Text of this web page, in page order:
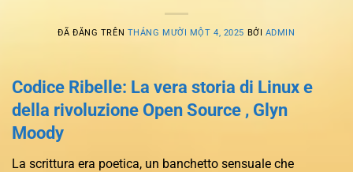
ĐÃ ĐĂNG TRÊN THÁNG MƯỜI MỘT 4, 2025 BỞI ADMIN
Codice Ribelle: La vera storia di Linux e
della rivoluzione Open Source , Glyn
Moody
La scrittura era poetica, un banchetto sensuale che